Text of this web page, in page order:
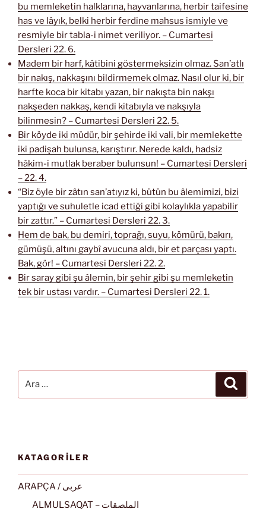
bu memleketin halklarına, hayvanlarına, herbir taifesine
has ve lâyık, belki herbir ferdine mahsus ismiyle ve
resmiyle bir tabla-i nimet veriliyor. – Cumartesi
Dersleri 22. 6.
Madem bir harf, kâtibini göstermeksizin olmaz. San’atlı
bir nakış, nakkaşını bildirmemek olmaz. Nasıl olur ki, bir
harfte koca bir kitabı yazan, bir nakışta bin nakşı
nakşeden nakkaş, kendi kitabıyla ve nakşıyla
bilinmesin? – Cumartesi Dersleri 22. 5.
Bir köyde iki müdür, bir şehirde iki vali, bir memlekette
iki padişah bulunsa, karıştırır. Nerede kaldı, hadsiz
hâkim-i mutlak beraber bulunsun! – Cumartesi Dersleri
– 22. 4.
“Biz öyle bir zâtın san’atıyız ki, bütün bu âlemimizi, bizi
yaptığı ve suhuletle icad ettiği gibi kolaylıkla yapabilir
bir zattır.” – Cumartesi Dersleri 22. 3.
Hem de bak, bu demiri, toprağı, suyu, kömürü, bakırı,
gümüşü, altını gaybî avucuna aldı, bir et parçası yaptı.
Bak, gör! – Cumartesi Dersleri 22. 2.
Bir saray gibi şu âlemin, bir şehir gibi şu memleketin
tek bir ustası vardır. – Cumartesi Dersleri 22. 1.
KATAGORİLER
ARAPÇA / عربى
ALMULSAQAT – الملصقات